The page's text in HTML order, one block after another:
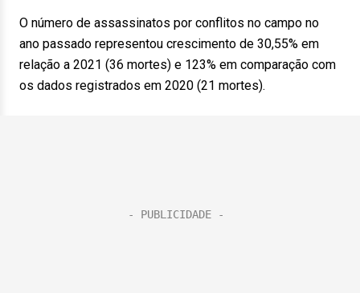
O número de assassinatos por conflitos no campo no
ano passado representou crescimento de 30,55% em
relação a 2021 (36 mortes) e 123% em comparação com
os dados registrados em 2020 (21 mortes).